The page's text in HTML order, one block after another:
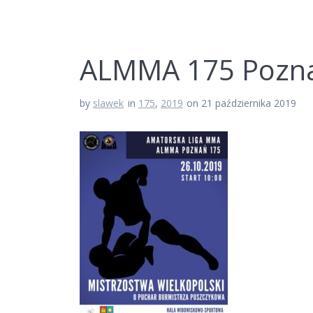
ALMMA 175
by slawek in 175, 2019 on 21 października 2019